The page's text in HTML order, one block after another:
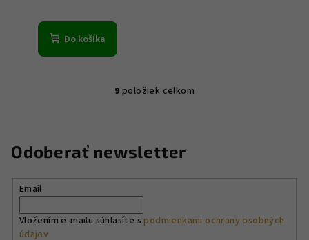
Do košíka
O
á
d
a
e
9 položiek celkom
Odoberať newsletter
Email
Vložením e-mailu súhlasíte spodmienkami ochrany osobných
údajov